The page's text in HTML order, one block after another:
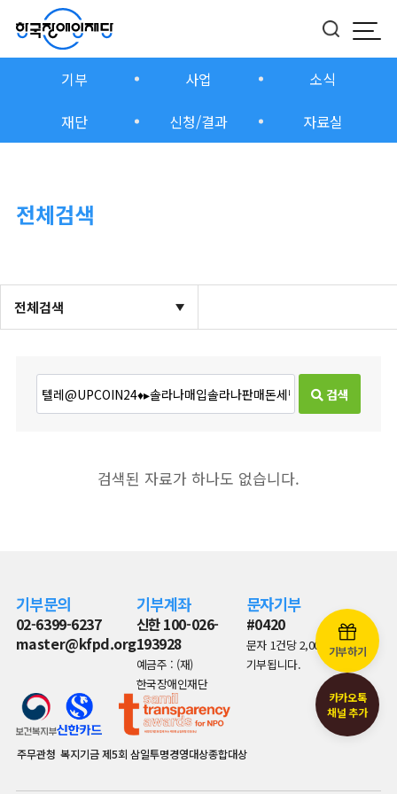
모
버튼
기부 사업
소식
재단
신청/결과 자료실
전체검색
전체검색
검색
검색된 자료가 하나도 없습니다.
기부하기
카카오톡
채널 추가
기부문의
02-6399-6237
master@kfpd.org
기부계좌
신한 100-026-
193928
예금주 : (재)
한국장애인재단
문자기부
#0420
문자 1건당 2,000원이
기부됩니다.
주무관청 복지기금제5회 삼일투명경영대상종합대상